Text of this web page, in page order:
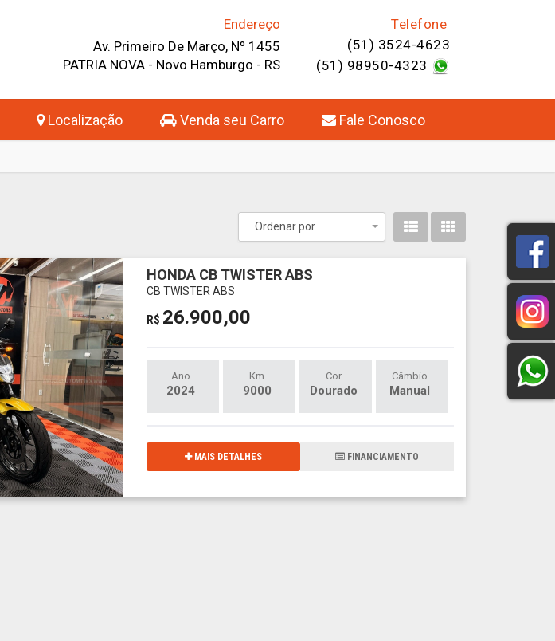
Telefone
(51) 3524-4623
(51) 98950-4323
Endereço
Av. Primeiro De Março, Nº 1455
PATRIA NOVA - Novo Hamburgo - RS
Localização Venda seu Carro Fale Conosco
Ordenar por
Toggle Dropdown
HONDA CB TWISTER ABS
CB TWISTER ABS
R$ 26.900,00
Ano
2024
Km
9000
Cor
Dourado
Câmbio
Manual
MAIS DETALHES FINANCIAMENTO